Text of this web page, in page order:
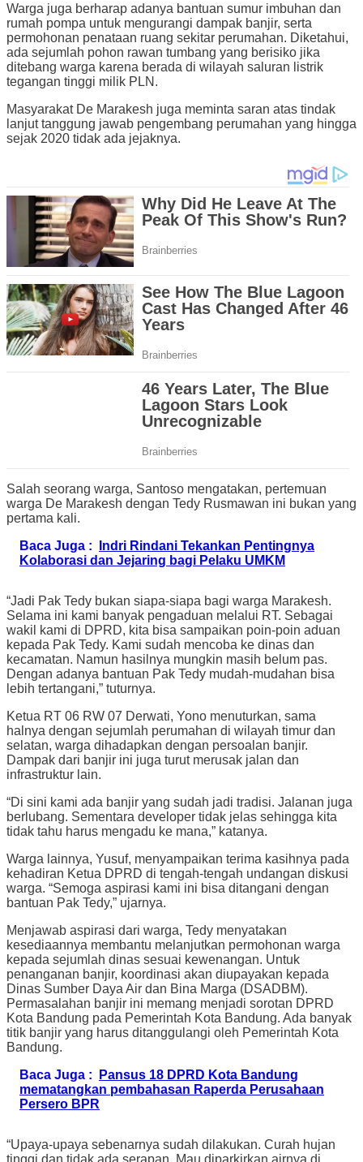
Warga juga berharap adanya bantuan sumur imbuhan dan
rumah pompa untuk mengurangi dampak banjir, serta
permohonan penataan ruang sekitar perumahan. Diketahui,
ada sejumlah pohon rawan tumbang yang berisiko jika
ditebang warga karena berada di wilayah saluran listrik
tegangan tinggi milik PLN.
Masyarakat De Marakesh juga meminta saran atas tindak
lanjut tanggung jawab pengembang perumahan yang hingga
sejak 2020 tidak ada jejaknya.
Salah seorang warga, Santoso mengatakan, pertemuan
warga De Marakesh dengan Tedy Rusmawan ini bukan yang
pertama kali.
Baca Juga :
Indri Rindani Tekankan Pentingnya
Kolaborasi dan Jejaring bagi Pelaku UMKM
“Jadi Pak Tedy bukan siapa-siapa bagi warga Marakesh.
Selama ini kami banyak pengaduan melalui RT. Sebagai
wakil kami di DPRD, kita bisa sampaikan poin-poin aduan
kepada Pak Tedy. Kami sudah mencoba ke dinas dan
kecamatan. Namun hasilnya mungkin masih belum pas.
Dengan adanya bantuan Pak Tedy mudah-mudahan bisa
lebih tertangani,” tuturnya.
Ketua RT 06 RW 07 Derwati, Yono menuturkan, sama
halnya dengan sejumlah perumahan di wilayah timur dan
selatan, warga dihadapkan dengan persoalan banjir.
Dampak dari banjir ini juga turut merusak jalan dan
infrastruktur lain.
“Di sini kami ada banjir yang sudah jadi tradisi. Jalanan juga
berlubang. Sementara developer tidak jelas sehingga kita
tidak tahu harus mengadu ke mana,” katanya.
Warga lainnya, Yusuf, menyampaikan terima kasihnya pada
kehadiran Ketua DPRD di tengah-tengah undangan diskusi
warga. “Semoga aspirasi kami ini bisa ditangani dengan
bantuan Pak Tedy,” ujarnya.
Menjawab aspirasi dari warga, Tedy menyatakan
kesediaannya membantu melanjutkan permohonan warga
kepada sejumlah dinas sesuai kewenangan. Untuk
penanganan banjir, koordinasi akan diupayakan kepada
Dinas Sumber Daya Air dan Bina Marga (DSADBM).
Permasalahan banjir ini memang menjadi sorotan DPRD
Kota Bandung pada Pemerintah Kota Bandung. Ada banyak
titik banjir yang harus ditanggulangi oleh Pemerintah Kota
Bandung.
Baca Juga :
Pansus 18 DPRD Kota Bandung
mematangkan pembahasan Raperda Perusahaan
Persero BPR
“Upaya-upaya sebenarnya sudah dilakukan. Curah hujan
tinggi dan tidak ada serapan. Mau diparkirkan airnya di